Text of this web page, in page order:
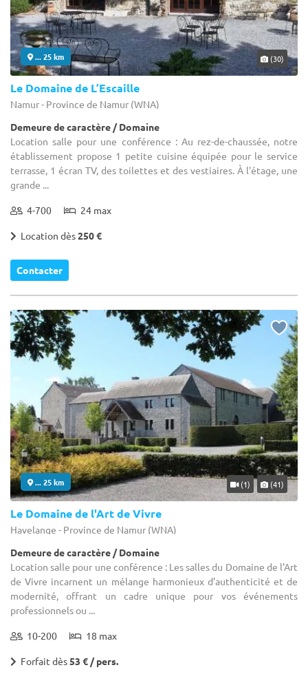
... 25 km (30)
Le Domaine de L’Escaille
Namur - Province de Namur (WNA)
Demeure de caractère / Domaine
Location salle pour une conférence : Au rez-de-chaussée, notre
établissement propose 1 petite cuisine équipée pour le service
terrasse, 1 écran TV, des toilettes et des vestiaires. À l'étage, une
grande ...
4-700 24 max
Location dès250 €
Contacter
... 25 km (1) (41)
Le Domaine de l'Art de Vivre
Havelange - Province de Namur (WNA)
Demeure de caractère / Domaine
Location salle pour une conférence : Les salles du Domaine de l'Art
de Vivre incarnent un mélange harmonieux d’authenticité et de
modernité, offrant un cadre unique pour vos événements
professionnels ou ...
10-200 18 max
Forfait dès 53 € / pers.